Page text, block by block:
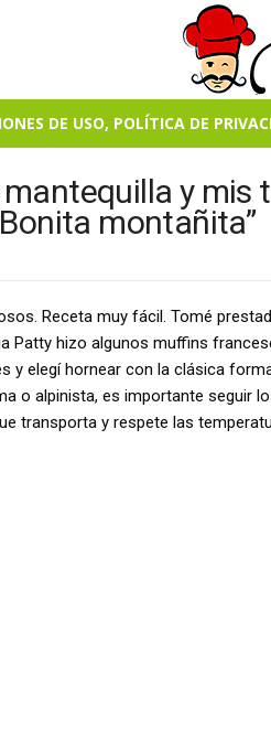
DE USO, POLÍTICA DE
y mis
montañita”
Receta muy fácil. Tomé
Patty hizo algunos muffins
y elegí hornear con la clásica
o alpinista, es importante seguir
transporta y respete las